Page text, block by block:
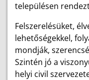
településen
Felszerelésüket,
lehetőségekkel,
mondják,
Szintén jó a
helyi civil